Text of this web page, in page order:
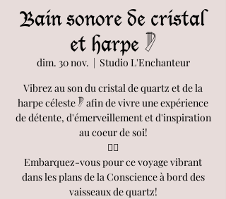
Bain sonore de cristal
et harpe 𓏢
dim. 30 nov.
  |
Studio L'Enchanteur
Vibrez au son du cristal de quartz et de la
harpe céleste 𓏢 afin de vivre une expérience
de détente, d'émerveillement et d'inspiration
au coeur de soi!
🧘‍♀️
Embarquez-vous pour ce voyage vibrant
dans les plans de la Conscience à bord des
vaisseaux de quartz!